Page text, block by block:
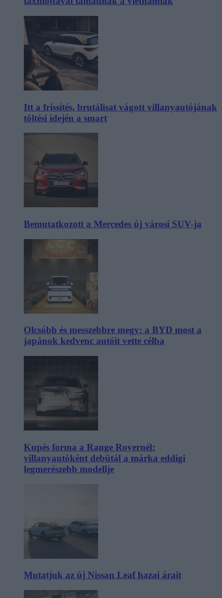
Itt a frissítés, brutálisat vágott villanyautójának
töltési idején a smart
Bemutatkozott a Mercedes új városi SUV-ja
Olcsóbb és messzebbre megy: a BYD most a
japánok kedvenc autóit vette célba
Kupés forma a Range Rovernél:
villanyautóként debütál a márka eddigi
legmerészebb modellje
Mutatjuk az új Nissan Leaf hazai árait